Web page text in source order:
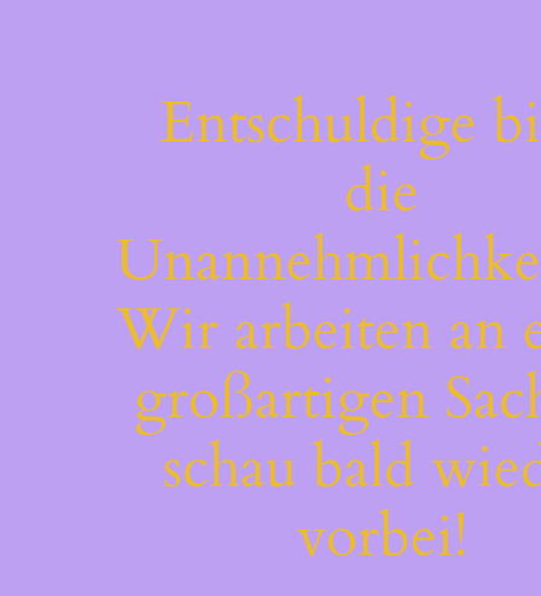
Entschuldige
die
Wir arbeiten an
großartigen
schau bald
vorbei!